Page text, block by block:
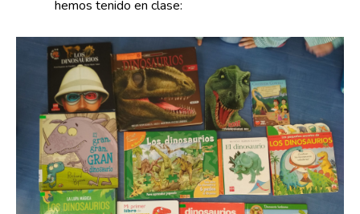
hemos tenido en clase: